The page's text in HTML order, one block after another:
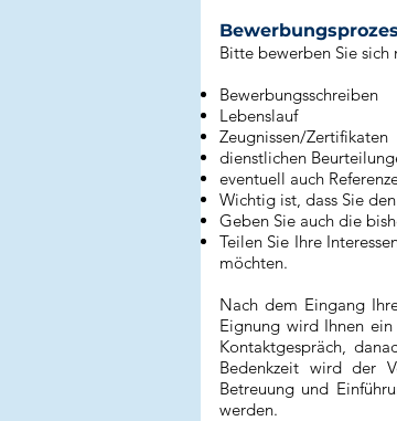
Bitte bewerben Sie
Bewerbungsschreiben
Lebenslauf
Zeugnissen/Zertifikaten
dienstlichen
eventuell auch
Wichtig ist, dass Sie
Geben Sie auch die
Teilen Sie Ihre
möchten.
Nach dem Eingang
Eignung wird Ihnen
Kontaktgespräch,
Bedenkzeit wird der
Betreuung und
werden.